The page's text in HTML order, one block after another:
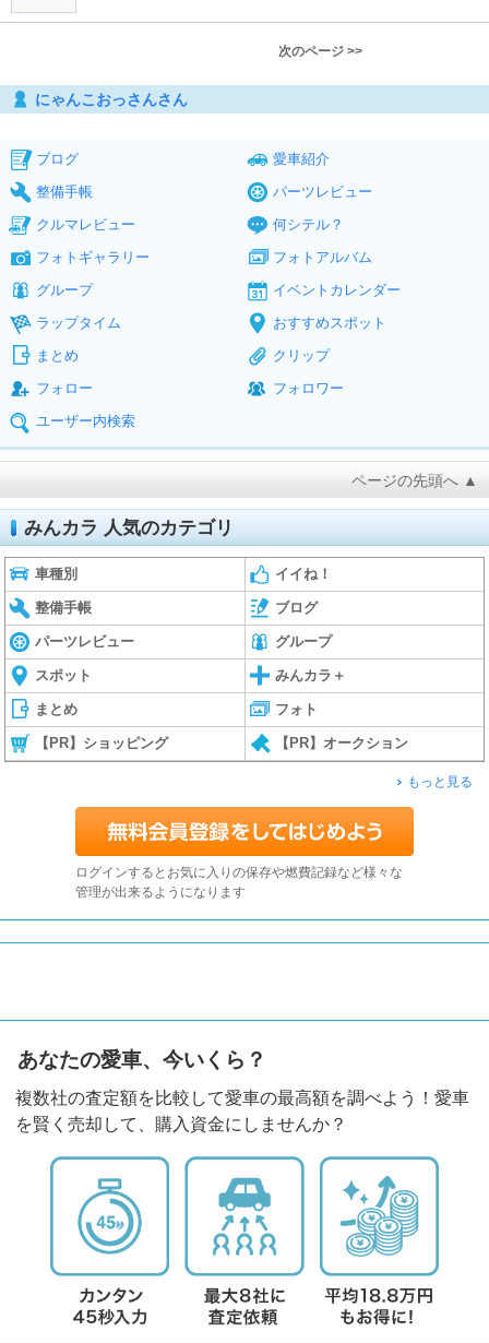
次のページ >>
にゃんこおっさんさん
ブログ
愛車紹介
整備手帳
パーツレビュー
クルマレビュー
何シテル？
フォトギャラリー
フォトアルバム
グループ
イベントカレンダー
ラップタイム
おすすめスポット
まとめ
クリップ
フォロー
フォロワー
ユーザー内検索
ページの先頭へ ▲
みんカラ 人気のカテゴリ
車種別 イイね！
整備手帳 ブログ
パーツレビュー グループ
スポット みんカラ＋
まとめ フォト
【PR】ショッピング 【PR】オークション
もっと見る
ログインするとお気に入りの保存や燃費記録など様々な
管理が出来るようになります
あなたの愛車、今いくら？
複数社の査定額を比較して愛車の最高額を調べよう！愛車
を賢く売却して、購入資金にしませんか？